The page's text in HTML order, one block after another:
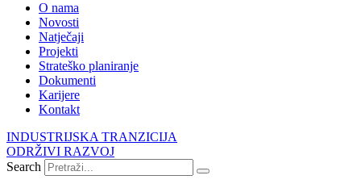
O nama
Novosti
Natječaji
Projekti
Strateško planiranje
Dokumenti
Karijere
Kontakt
INDUSTRIJSKA TRANZICIJA
ODRŽIVI RAZVOJ
Search